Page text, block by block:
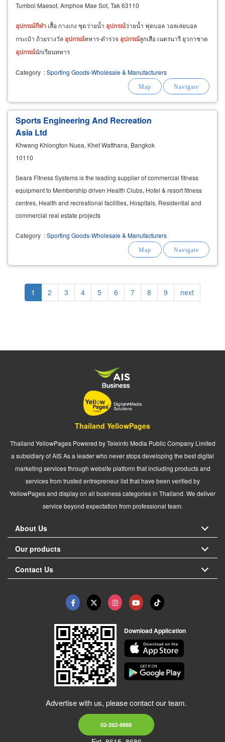
Tumbol Maesot, Amphoe Mae Sot, Tak 63110
อุปกรณ์กีฬา เสื้อ กางเกง ชุดว่ายน้ำ อุปกรณ์ว่ายน้ำ ฟุตบอล วอลเล่ยบอล
กระเป๋า ถ้วยรางวัล อุปกรณ์ทหาร-ตำรวจ อุปกรณ์ลูกเสือ เนตรนารี ยุวกาชาด
อุปกรณ์นักเรียนทหาร
Category :Sporting Goods-Wholesale & Manufacturers
Sports Engineering And Recreation
Asia Ltd
Khwang Khlongton Nuea, Khet Watthana, Bangkok
10110
Seara Fitness Systems is the leading supplier of commercial fitness
equipment to Membership driven Health Clubs, Hotel & resort fitness
centres, Health and recreational facilities, Hospitals, Residential and
commercial real estate projects
Category :Sporting Goods-Wholesale & Manufacturers
Pagination
Current
page
1 Page
2 Page
3 Page
4 Page
5 Page
6 Page
7 Page
8 Page
9
Next
page
next
Thailand YellowPages
Thailand YellowPages Powered by Teleinfo Media Public Company Limited
a subsidiary of AIS As a leader who never stops developing the best digital
marketing services through website platform that including products and
services from trusted entrepreneur list that have been verified by
YellowPages and display on all business categories in Thailand. We deliver
service beyond expectation from professional team.
About Us
Our products
Contact Us
Download Application
Advertise with us, please contact our team.
02-262-8888